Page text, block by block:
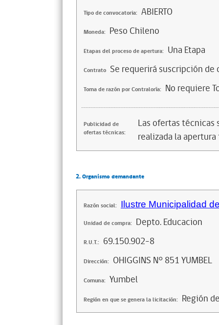
Tipo de convocatoria: ABIERTO
Moneda: Peso Chileno
Etapas del proceso de apertura: Una Etapa
Contrato Se requerirá suscripción
Toma de razón por Contraloría: No requiere
Publicidad de
ofertas técnicas:
Las ofertas
realizada la
2. Organismo demandante
Razón social: Ilustre Municipalidad
Unidad de compra: Depto. Educacion
R.U.T.: 69.150.902-8
Dirección: OHIGGINS N° 851 YUMBEL
Comuna: Yumbel
Región en que se genera la licitación: Región